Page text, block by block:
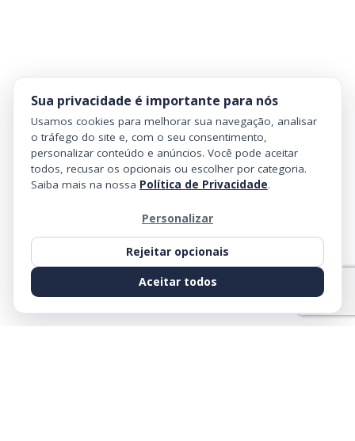
Sua privacidade é importante para nós
Usamos cookies para melhorar sua navegação, analisar
o tráfego do site e, com o seu consentimento,
personalizar conteúdo e anúncios. Você pode aceitar
todos, recusar os opcionais ou escolher por categoria.
Saiba mais na nossa Política de Privacidade.
Personalizar
Rejeitar opcionais
Aceitar todos